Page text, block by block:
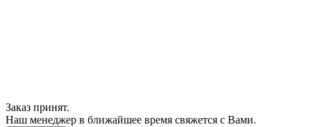
Заказ принят.
Наш менеджер в ближайшее время свяжется с Вами.